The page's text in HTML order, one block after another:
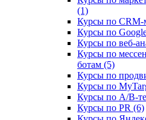
(1)
Курсы по CRM-
Курсы по
Курсы по веб-
Курсы по
ботам (5)
Курсы по
Курсы по
Курсы по A/B-
Курсы по PR (6)